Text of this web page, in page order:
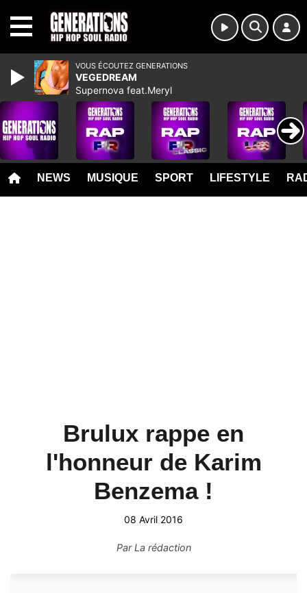
NEWS MUSIQUE SPORT LIFESTYLE
Brulux rappe en
l'honneur de Karim
Benzema !
08 Avril 2016
ParLa rédaction
VOUS ÉCOUTEZ GENERATIONS
VEGEDREAM
Supernova feat.Meryl